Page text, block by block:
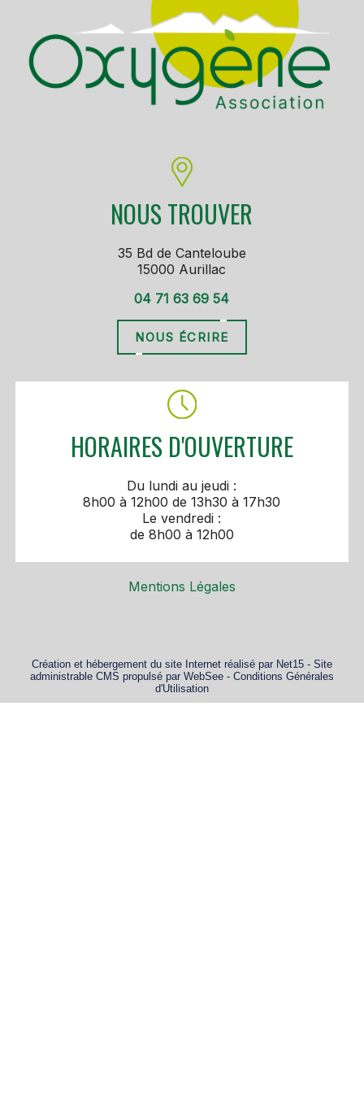
NOUS TROUVER
35 Bd de Canteloube
15000 Aurillac
04 71 63 69 54
NOUS ÉCRIRE
HORAIRES D'OUVERTURE
Du lundi au jeudi :
8h00 à 12h00 de 13h30 à 17h30
Le vendredi :
de 8h00 à 12h00
Mentions Légales
Création et hébergement du site Internet réalisé par Net15 - Site
administrable CMS propulsé par WebSee - Conditions Générales
d'Utilisation